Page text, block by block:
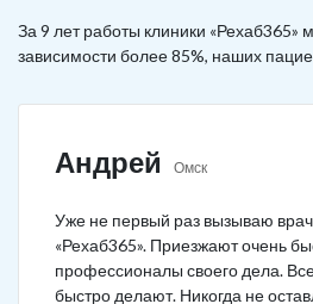
За 9 лет работы клиники «Рехаб365»
зависимости более 85%, наших
Андрей Омск
Уже не первый раз вызываю
«Рехаб365». Приезжают очень
профессионалы своего дела.
быстро делают. Никогда не